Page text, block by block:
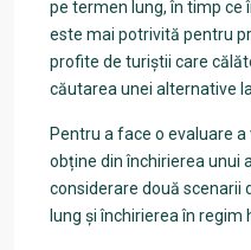
pe termen lung, în timp ce
este mai potrivită pentru
profite de turiștii care
căutarea unei alternative
Pentru a face o evaluare
obține din închirierea unui
considerare două scenarii
lung și închirierea în regim